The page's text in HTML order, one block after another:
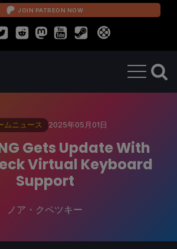
JOIN PATREON NOW
ムニュース 2025年05月01日
Gets Update With
Virtual Keyboard
Support
ノア・クペツキー